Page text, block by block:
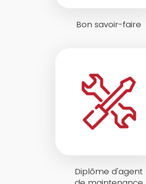
Bon savoir-faire
Diplôme d'agent